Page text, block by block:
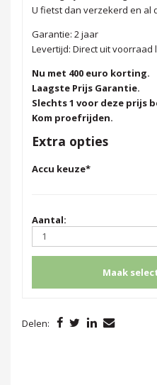
U fietst dan verzekerd en al
Garantie: 2 jaar
Levertijd: Direct uit voorraad
Nu met 400 euro korting.
Laagste Prijs Garantie.
Slechts 1 voor deze prijs
Kom proefrijden.
Extra opties
Accu keuze*
Aantal:
Maak
Delen: